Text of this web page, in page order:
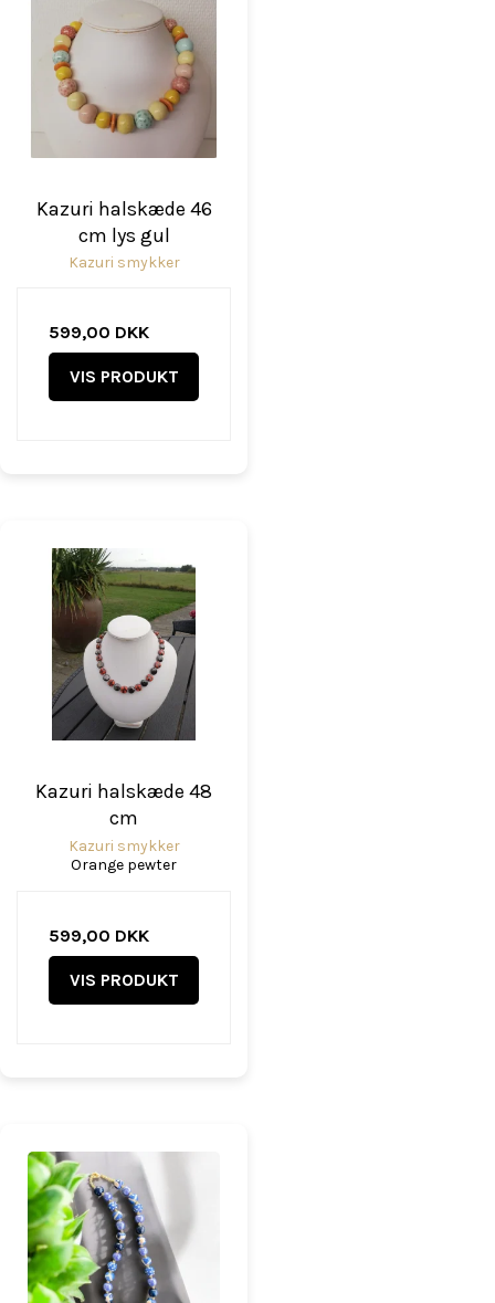
Kazuri halskæde 46
cm lys gul
Kazuri smykker
599,00 DKK
VIS PRODUKT
Kazuri halskæde 48
cm
Kazuri smykker
Orange pewter
599,00 DKK
VIS PRODUKT